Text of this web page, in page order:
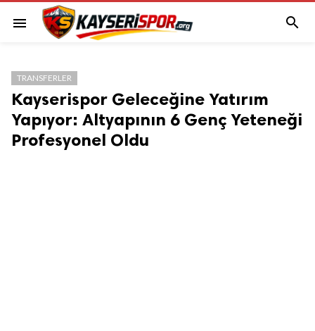
menu 
TRANSFERLER
Kayserispor Geleceğine Yatırım
Yapıyor: Altyapının 6 Genç Yeteneği
Profesyonel Oldu